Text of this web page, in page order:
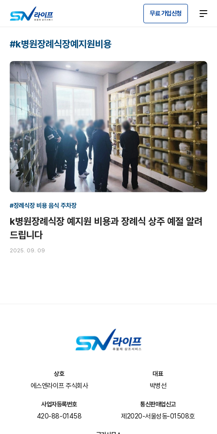
무료 가입신청
#k병원장례식장예지원비용
#장례식장 비용 음식 주차장
k병원장례식장 예지원 비용과 장례식 상주 예절 알려
드립니다
2025. 09. 09
상호
에스엔라이프 주식회사
대표
박병선
사업자등록번호
420-88-01458
통신판매업신고
제2020-서울성동-01508호